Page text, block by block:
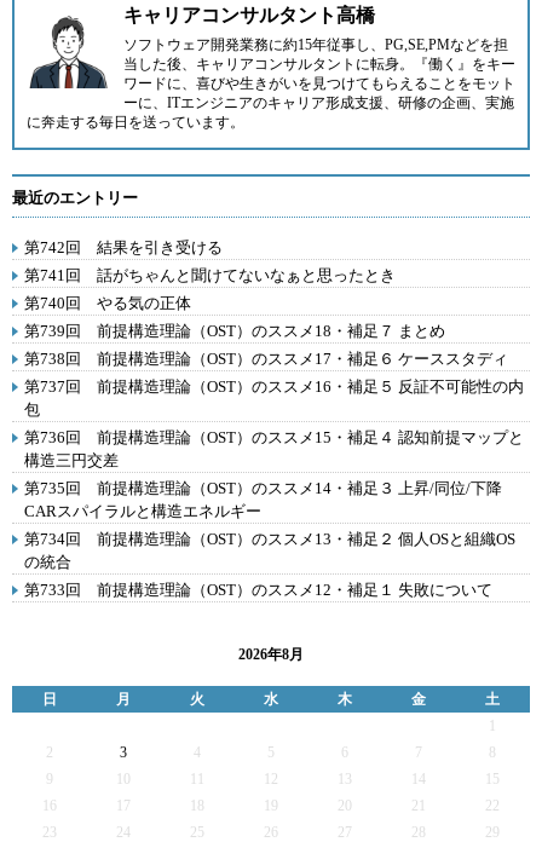
キャリアコンサルタント高橋
ソフトウェア開発業務に約15年従事し、PG,SE,PMなどを担
当した後、キャリアコンサルタントに転身。『働く』をキー
ワードに、喜びや生きがいを見つけてもらえることをモット
ーに、ITエンジニアのキャリア形成支援、研修の企画、実施
に奔走する毎日を送っています。
最近のエントリー
第742回 結果を引き受ける
第741回 話がちゃんと聞けてないなぁと思ったとき
第740回 やる気の正体
第739回 前提構造理論（OST）のススメ18・補足７ まとめ
第738回 前提構造理論（OST）のススメ17・補足６ ケーススタディ
第737回 前提構造理論（OST）のススメ16・補足５ 反証不可能性の内
包
第736回 前提構造理論（OST）のススメ15・補足４ 認知前提マップと
構造三円交差
第735回 前提構造理論（OST）のススメ14・補足３ 上昇/同位/下降
CARスパイラルと構造エネルギー
第734回 前提構造理論（OST）のススメ13・補足２ 個人OSと組織OS
の統合
第733回 前提構造理論（OST）のススメ12・補足１ 失敗について
2026年8月
日 月 火 水 木 金
土
2
3 4 5 6 7
9
12 13 14
15
16
17 19 20 21
22
23
24 25 26 27 28
29